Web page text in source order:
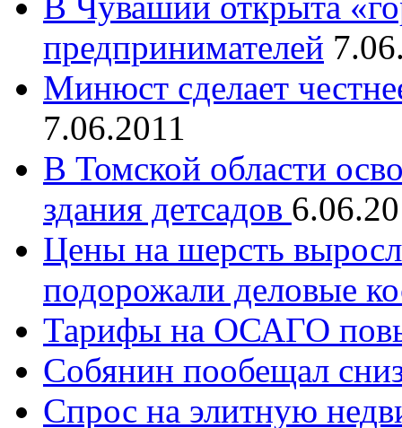
предпринимателей
Минюст сделает
7.06.2011
В Томской области
здания детсадов
Цены на шерсть
подорожали деловые
Тарифы на ОСАГО
Собянин пообещал
Спрос на элитную